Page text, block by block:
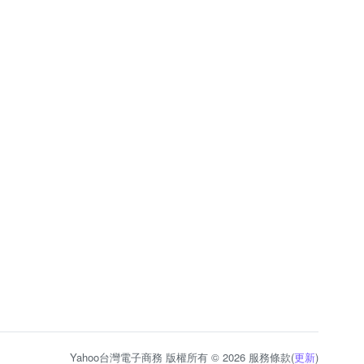
Yahoo台灣電子商務 版權所有 © 2026 服務條款(更新)